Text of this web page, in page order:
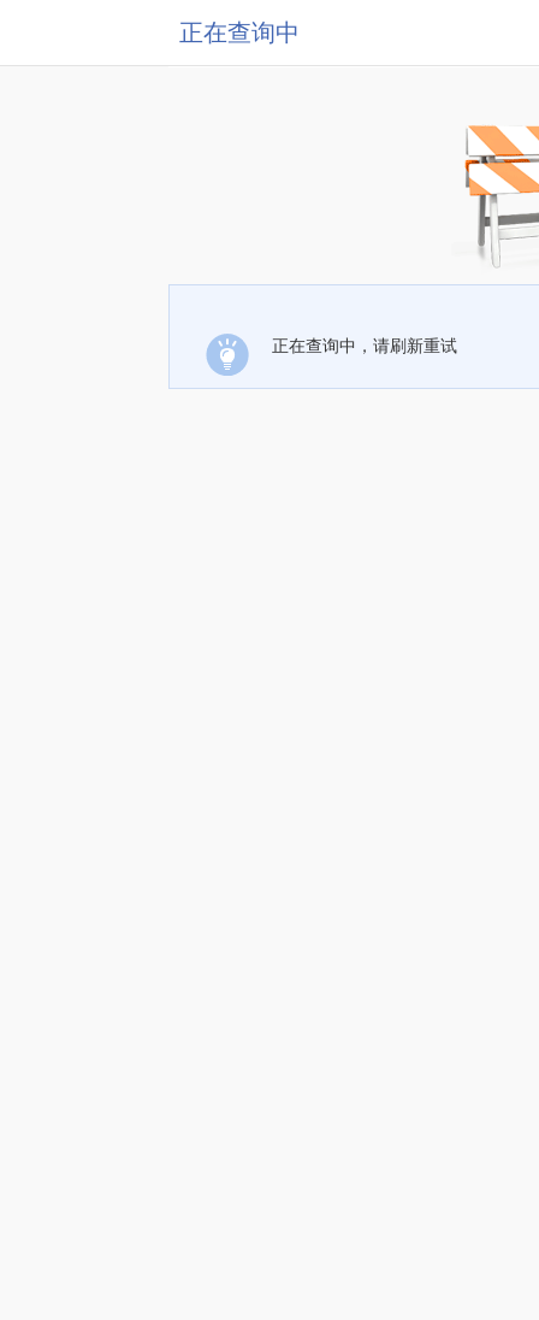
正在查询中
正在查询中，请刷新重试